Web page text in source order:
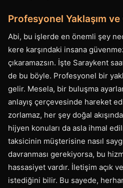
Profesyonel Yaklaşım
Abi, bu işlerde en önemli şey
kere karşındaki insana
çıkaramazsın. İşte Saraykent
de bu böyle. Profesyonel bir
gelir. Mesela, bir buluşma
anlayış çerçevesinde hareket
zorlamaz, her şey doğal
hijyen konuları da asla ihmal
taksicinin müşterisine nasıl
davranması gerekiyorsa, bu
hassasiyet vardır. İletişim açık
istediğini bilir. Bu sayede,